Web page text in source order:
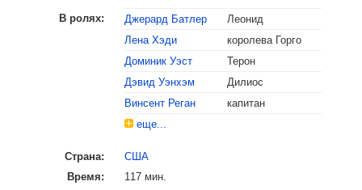
В ролях: Джерард Батлер
Леонид
Лена Хэди
королева Горго
Доминик Уэст
Терон
Дэвид Уэнхэм
Дилиос
Винсент Реган
капитан
еще...
Страна:
США
Время:
117 мин.